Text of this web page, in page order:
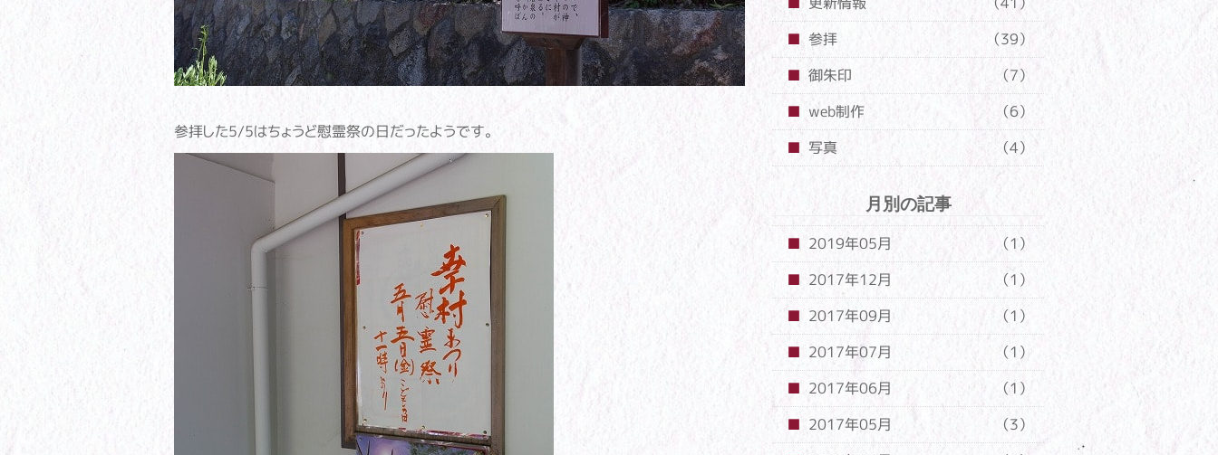
参拝した5/5はちょうど慰霊祭の日だったようです。
参拝
（39）
御朱印
（7）
web制作
（6）
写真
（4）
月別の記事
2019年05月
（1）
2017年12月
（1）
2017年09月
（1）
2017年07月
（1）
2017年06月
（1）
2017年05月
（3）